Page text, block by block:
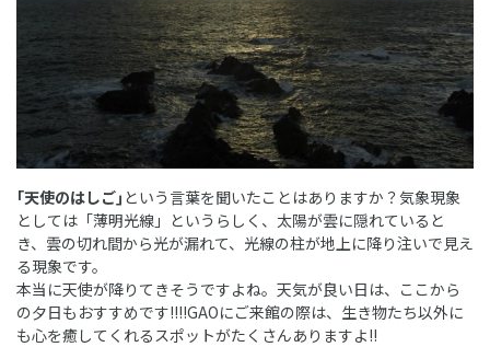
｢天使のはしご｣ という言葉を聞いたことはありますか？気象現象
としては「薄明光線」というらしく、太陽が雲に隠れていると
き、雲の切れ間から光が漏れて、光線の柱が地上に降り注いで見え
る現象です。
本当に天使が降りてきそうですよね。天気が良い日は、ここから
の夕日もおすすめです!!!!GAOにご来館の際は、生き物たち以外に
も心を癒してくれるスポットがたくさんありますよ!!